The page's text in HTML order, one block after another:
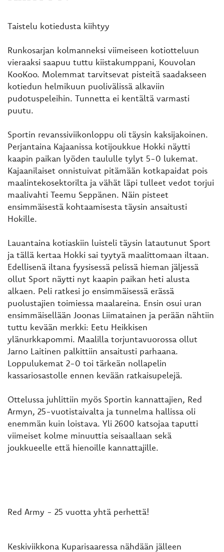
Taistelu kotiedusta kiihtyy
Runkosarjan kolmanneksi viimeiseen kotiotteluun
vieraaksi saapuu tuttu kiistakumppani, Kouvolan
KooKoo. Molemmat tarvitsevat pisteitä saadakseen
kotiedun helmikuun puolivälissä alkaviin
pudotuspeleihin. Tunnetta ei kentältä varmasti
puutu.
Sportin revanssiviikonloppu oli täysin kaksijakoinen.
Perjantaina Kajaanissa kotijoukkue Hokki näytti
kaapin paikan lyöden taululle tylyt 5-0 lukemat.
Kajaanilaiset onnistuivat pitämään kotkapaidat pois
maalintekosektorilta ja vähät läpi tulleet vedot torjui
maalivahti Teemu Seppänen. Näin pisteet
ensimmäisestä kohtaamisesta täysin ansaitusti
Hokille.
Lauantaina kotiaskiin luisteli täysin latautunut Sport
ja tällä kertaa Hokki sai tyytyä maalittomaan iltaan.
Edellisenä iltana fyysisessä pelissä hieman jäljessä
ollut Sport näytti nyt kaapin paikan heti alusta
alkaen. Peli ratkesi jo ensimmäisessä erässä
puolustajien toimiessa maalareina. Ensin osui uran
ensimmäisellään Joonas Liimatainen ja perään nähtiin
tuttu kevään merkki: Eetu Heikkisen
ylänurkkapommi. Maalilla torjuntavuorossa ollut
Jarno Laitinen palkittiin ansaitusti parhaana.
Loppulukemat 2-0 toi tärkeän nollapelin
kassariosastolle ennen kevään ratkaisupelejä.
Ottelussa juhlittiin myös Sportin kannattajien, Red
Armyn, 25-vuotistaivalta ja tunnelma hallissa oli
enemmän kuin loistava. Yli 2600 katsojaa taputti
viimeiset kolme minuuttia seisaallaan sekä
joukkueelle että hienoille kannattajille.
Red Army - 25 vuotta yhtä perhettä!
Keskiviikkona Kuparisaaressa nähdään jälleen